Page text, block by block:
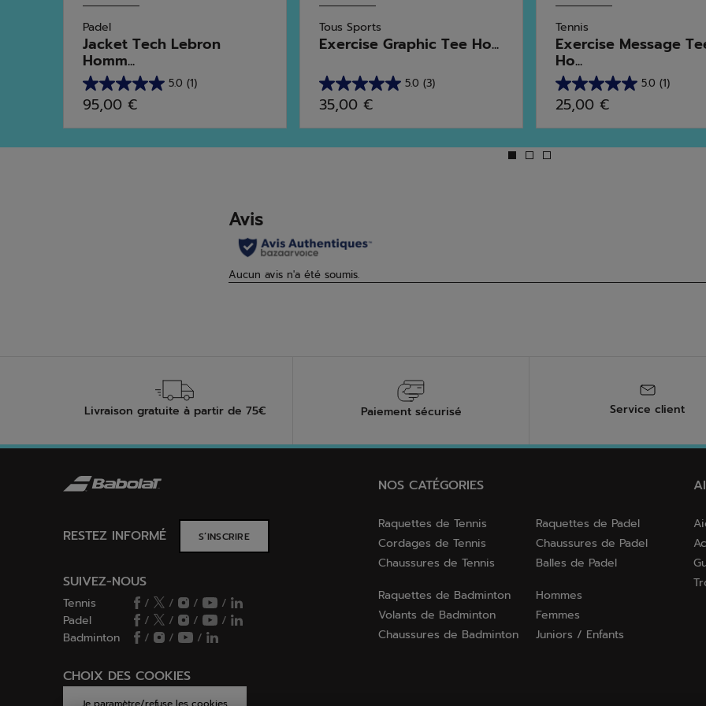
Padel
Jacket Tech Lebron
Homm...
5.0 (1)
5.0
sur
5
étoiles.
95,00 €
Tous Sports
Exercise Graphic Tee Ho...
5.0 (3)
5.0
sur
5
étoiles.
35,00 €
Tennis
Exercise Message
Ho...
5.0 (1)
5.0
sur
5
étoiles.
25,00 €
Livraison gratuite à partir de 75€ Paiement sécurisé Service client
RESTEZ INFORMÉ S’INSCRIRE
SUIVEZ-NOUS
Tennis / / /
/
Padel
/ / /
/
Badminton
/ / /
CHOIX DES COOKIES
NOS CATÉGORIES
Raquettes de Tennis
Cordages de Tennis
Chaussures de Tennis
Raquettes de Padel
Chaussures de Padel
Balles de Padel
Raquettes de Badminton
Volants de Badminton
Chaussures de Badminton
Hommes
Femmes
Juniors / Enfants